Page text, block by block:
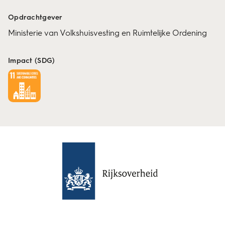
Opdrachtgever
Ministerie van Volkshuisvesting en Ruimtelijke Ordening
Impact (SDG)